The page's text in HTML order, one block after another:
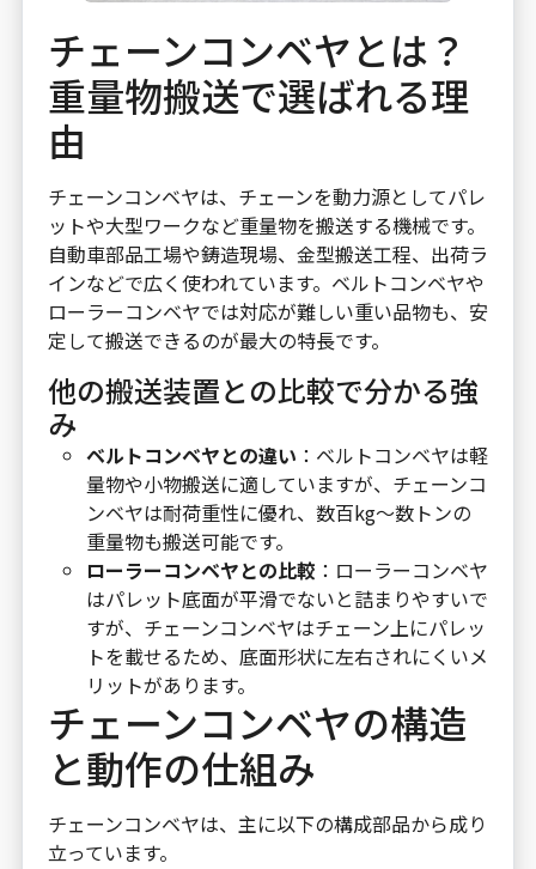
チェーンコンベヤとは？
重量物搬送で選ばれる理
由
チェーンコンベヤは、チェーンを動力源としてパレ
ットや大型ワークなど重量物を搬送する機械です。
自動車部品工場や鋳造現場、金型搬送工程、出荷ラ
インなどで広く使われています。ベルトコンベヤや
ローラーコンベヤでは対応が難しい重い品物も、安
定して搬送できるのが最大の特長です。
他の搬送装置との比較で分かる強
み
ベルトコンベヤとの違い ：ベルトコンベヤは軽
量物や小物搬送に適していますが、チェーンコ
ンベヤは耐荷重性に優れ、数百kg～数トンの
重量物も搬送可能です。
ローラーコンベヤとの比較 ：ローラーコンベヤ
はパレット底面が平滑でないと詰まりやすいで
すが、チェーンコンベヤはチェーン上にパレッ
トを載せるため、底面形状に左右されにくいメ
リットがあります。
チェーンコンベヤの構造
と動作の仕組み
チェーンコンベヤは、主に以下の構成部品から成り
立っています。